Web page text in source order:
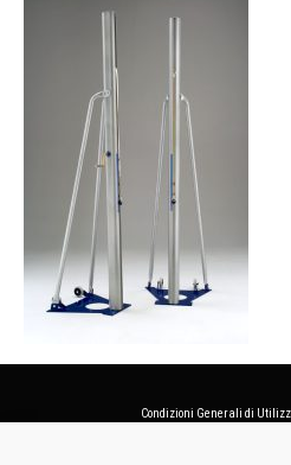
Condizioni Generali di